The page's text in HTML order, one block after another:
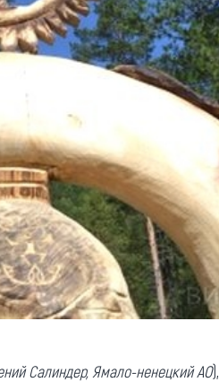
Салиндер, Ямало-ненецкий АО),